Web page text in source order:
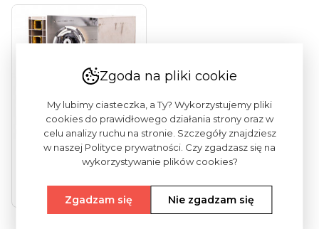
Roleta Zewnętrzna
Do Zabudowy
Zobacz więcej
Zgoda na pliki cookie
My lubimy ciasteczka, a Ty? Wykorzystujemy pliki
cookies do prawidłowego działania strony oraz w
celu analizy ruchu na stronie. Szczegóły znajdziesz
w naszej Polityce prywatności. Czy zgadzasz się na
wykorzystywanie plików cookies?
Zgadzam się Nie zgadzam się